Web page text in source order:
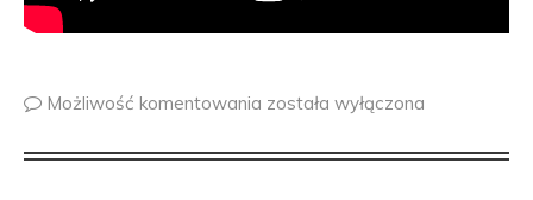
Możliwość komentowania została wyłączona